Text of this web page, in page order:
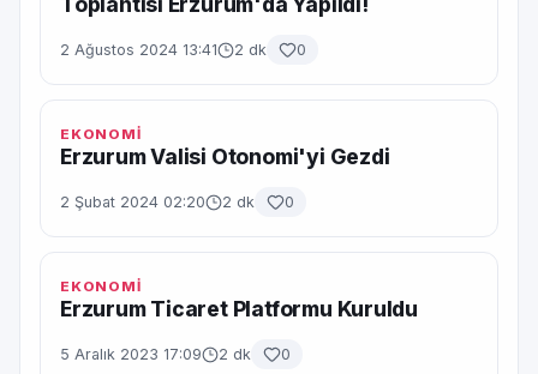
2 Ağustos 2024 13:41 2 dk 0
EKONOMİ
Erzurum Valisi Otonomi'yi Gezdi
2 Şubat 2024 02:20 2 dk 0
EKONOMİ
Erzurum Ticaret Platformu Kuruldu
5 Aralık 2023 17:09 2 dk 0